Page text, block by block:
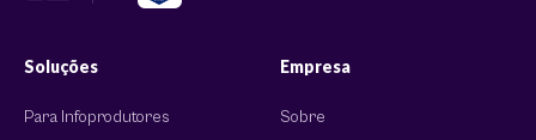
Soluções
Para Infoprodutores
Empresa
Sobre